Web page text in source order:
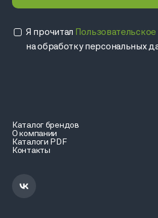
Каталог брендов
О компании
Каталоги PDF
Контакты
Я прочитал
на обработку персональных